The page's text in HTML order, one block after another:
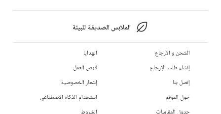
الملابس الصديقة للبيئة
الشحن و الأرجاع
إنشاء طلب الإرجاع
إتصل بنا
حول الموقع
جدول المقاسات
الهدايا
فرص العمل
إشعار الخصوصية
استخدام الذكاء الاصطناعي
الشروط